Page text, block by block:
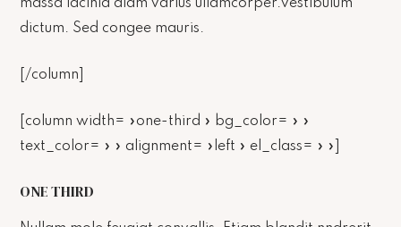
massa lacinia diam varius ullamcorper.vestibulum
dictum. Sed congee mauris.
[/column]
[column width= »one-third » bg_color= » »
text_color= » » alignment= »left » el_class= » »]
ONE THIRD